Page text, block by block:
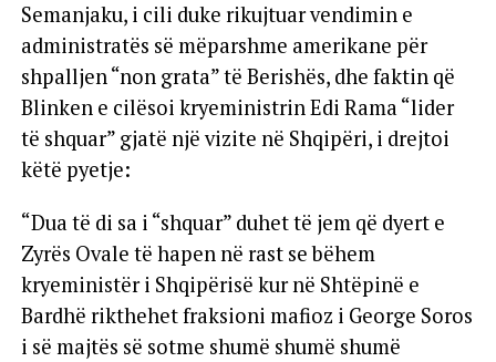
Semanjaku, i cili duke rikujtuar vendimin e
administratës së mëparshme amerikane për
shpalljen “non grata” të Berishës, dhe faktin që
Blinken e cilësoi kryeministrin Edi Rama “lider
të shquar” gjatë një vizite në Shqipëri, i drejtoi
këtë pyetje:
“Dua të di sa i “shquar” duhet të jem që dyert e
Zyrës Ovale të hapen në rast se bëhem
kryeministër i Shqipërisë kur në Shtëpinë e
Bardhë rikthehet fraksioni mafioz i George Soros
i së majtës së sotme shumë shumë shumë